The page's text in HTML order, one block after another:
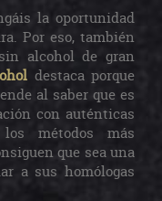
la oportunidad
Por eso, también
alcohol de gran
destaca porque
al saber que es
con auténticas
métodos más
que sea una
a sus homólogas